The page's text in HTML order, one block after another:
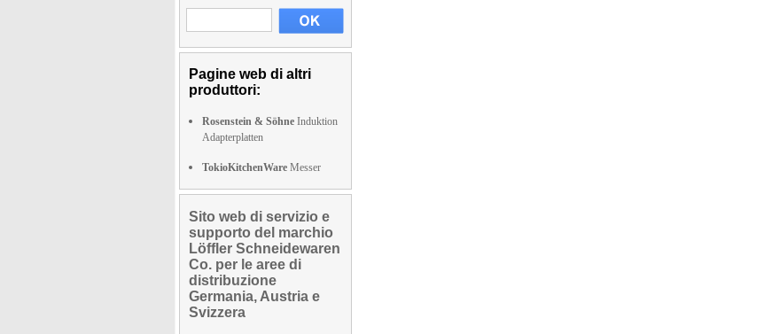
Pagine web di altri
produttori:
Rosenstein & Söhne Induktion
Adapterplatten
TokioKitchenWare Messer
Sito web di servizio e
supporto del marchio
Löffler Schneidewaren
Co. per le aree di
distribuzione
Germania, Austria e
Svizzera